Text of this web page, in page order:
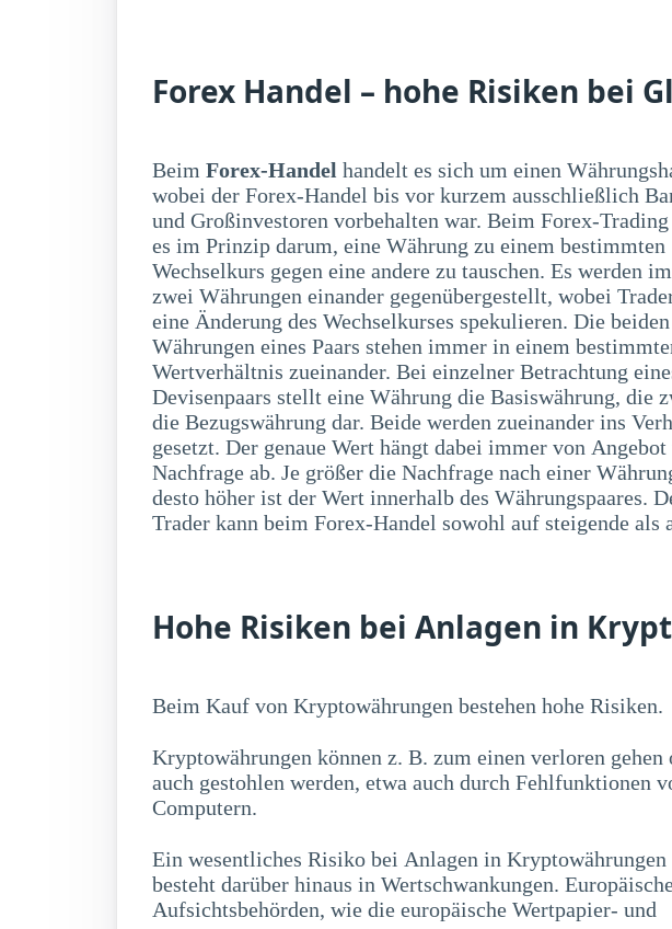
Forex Handel – hohe Risiken bei
Beim Forex-Handel handelt es sich um einen
wobei der Forex-Handel bis vor kurzem ausschließlich
und Großinvestoren vorbehalten war. Beim Forex-Trading
es im Prinzip darum, eine Währung zu einem bestimmten
Wechselkurs gegen eine andere zu tauschen. Es werden
zwei Währungen einander gegenübergestellt, wobei
eine Änderung des Wechselkurses spekulieren. Die beiden
Währungen eines Paars stehen immer in einem
Wertverhältnis zueinander. Bei einzelner Betrachtung
Devisenpaars stellt eine Währung die Basiswährung, die
die Bezugswährung dar. Beide werden zueinander ins
gesetzt. Der genaue Wert hängt dabei immer von Angebot
Nachfrage ab. Je größer die Nachfrage nach einer
desto höher ist der Wert innerhalb des Währungspaares.
Trader kann beim Forex-Handel sowohl auf steigende als
auf fallende Kurse spekulieren. Mit beiden
Hohe Risiken bei Anlagen in
Beim Kauf von Kryptowährungen bestehen hohe Risiken.
Kryptowährungen können z. B. zum einen verloren gehen
auch gestohlen werden, etwa auch durch Fehlfunktionen
Computern.
Ein wesentliches Risiko bei Anlagen in Kryptowährungen
besteht darüber hinaus in Wertschwankungen.
Aufsichtsbehörden, wie die europäische Wertpapier- und
erwerben, zu erheblichen Kursschwankungen und Blasen führen,